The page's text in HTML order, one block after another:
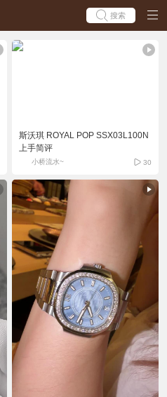
搜索
斯沃琪 ROYAL POP SSX03L100N
上手简评
小桥流水~ 30